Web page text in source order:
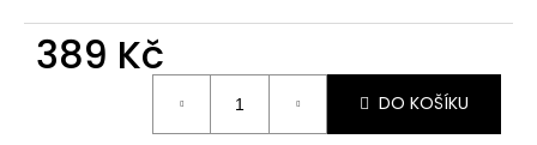
389 Kč
DO KOŠÍKU
D